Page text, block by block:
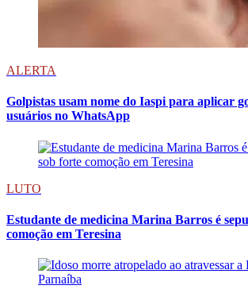
ALERTA
Golpistas usam nome do Iaspi para aplicar
usuários no WhatsApp
LUTO
Estudante de medicina Marina Barros é
comoção em Teresina